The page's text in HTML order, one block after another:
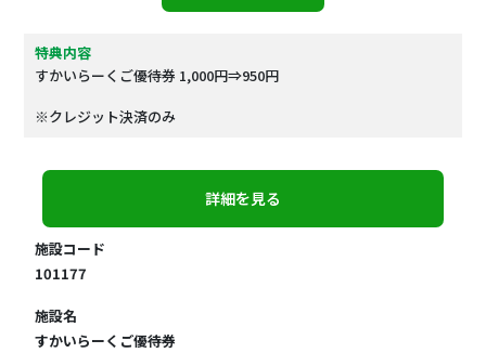
特典内容
すかいらーくご優待券 1,000円⇒950円
※クレジット決済のみ
詳細を見る
施設コード
101177
施設名
すかいらーくご優待券